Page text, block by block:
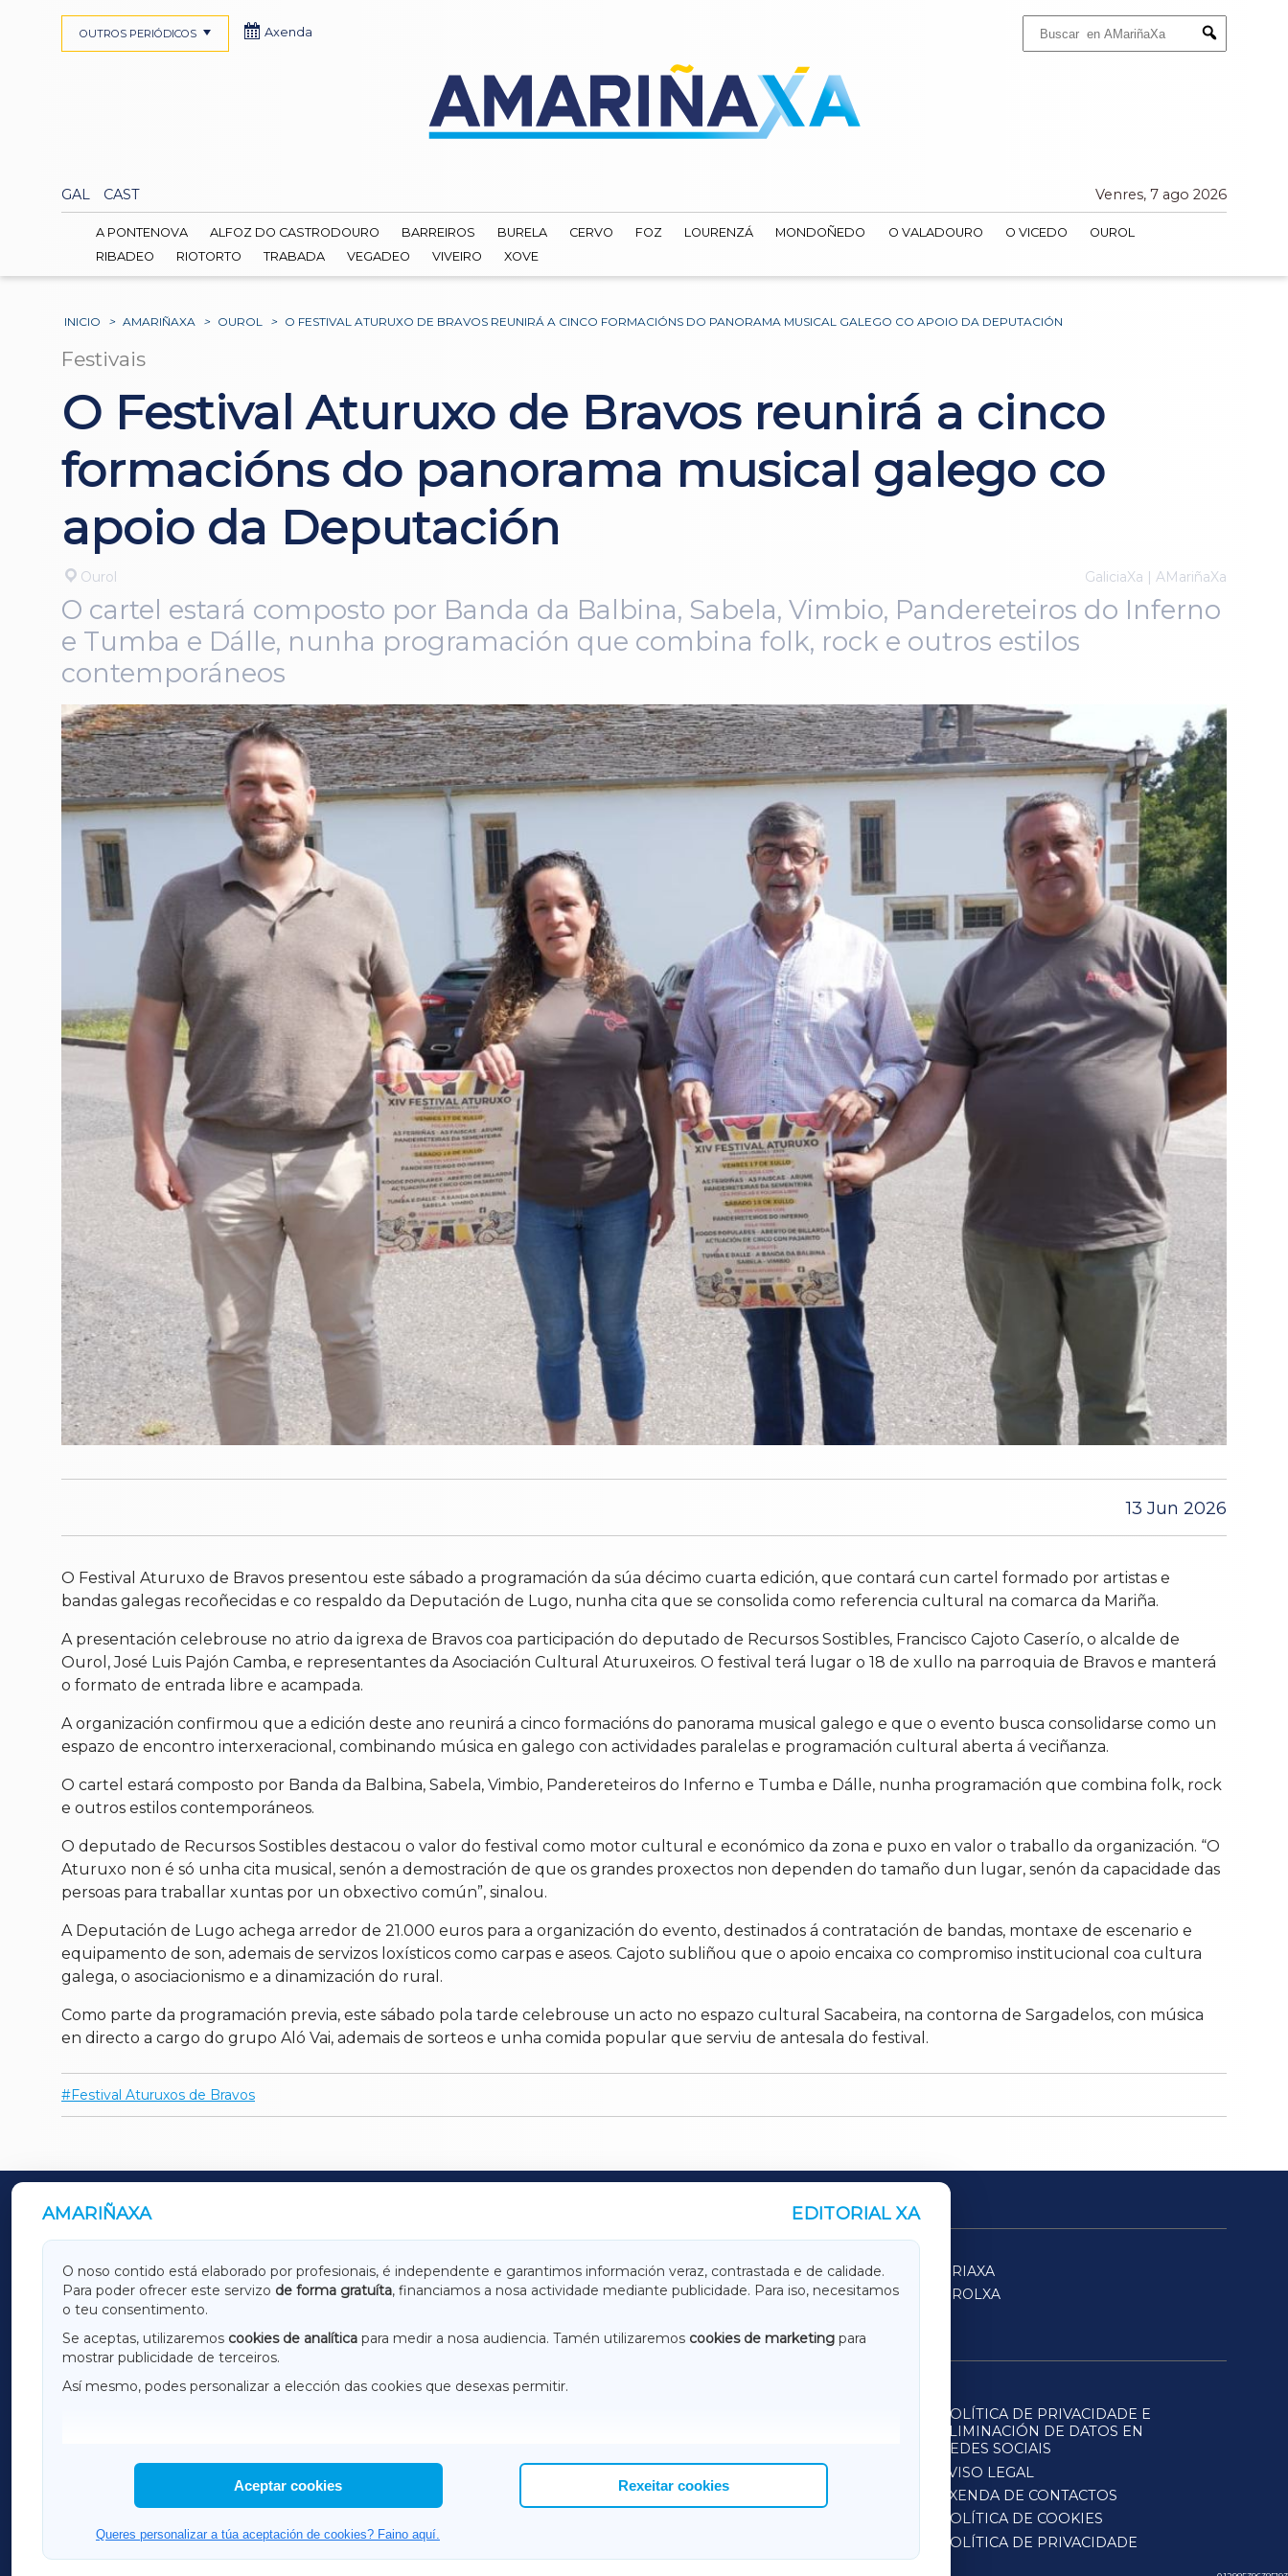
Submit
GAL CAST Venres, 7 ago 2026
OUTROS PERIÓDICOS Axenda
A PONTENOVA ALFOZ DO CASTRODOURO BARREIROS BURELA CERVO FOZ LOURENZÁ MONDOÑEDO O VALADOURO O VICEDO
OUROL
RIBADEO
RIOTORTO TRABADA VEGADEO VIVEIRO XOVE
INICIO > AMARIÑAXA > OUROL > O FESTIVAL ATURUXO DE BRAVOS REUNIRÁ A CINCO FORMACIÓNS DO PANORAMA MUSICAL GALEGO CO APOIO DA DEPUTACIÓN
Festivais
O Festival Aturuxo de Bravos reunirá a cinco
formacións do panorama musical galego co
apoio da Deputación
Ourol GaliciaXa | AMariñaXa
O cartel estará composto por Banda da Balbina, Sabela, Vimbio, Pandereteiros do Inferno
e Tumba e Dálle, nunha programación que combina folk, rock e outros estilos
contemporáneos
13 Jun 2026
O Festival Aturuxo de Bravos presentou este sábado a programación da súa décimo cuarta edición, que contará cun cartel formado por artistas e
bandas galegas recoñecidas e co respaldo da Deputación de Lugo, nunha cita que se consolida como referencia cultural na comarca da Mariña.
A presentación celebrouse no atrio da igrexa de Bravos coa participación do deputado de Recursos Sostibles, Francisco Cajoto Caserío, o alcalde de
Ourol, José Luis Pajón Camba, e representantes da Asociación Cultural Aturuxeiros. O festival terá lugar o 18 de xullo na parroquia de Bravos e manterá
o formato de entrada libre e acampada.
A organización confirmou que a edición deste ano reunirá a cinco formacións do panorama musical galego e que o evento busca consolidarse como un
espazo de encontro interxeracional, combinando música en galego con actividades paralelas e programación cultural aberta á veciñanza.
O cartel estará composto por Banda da Balbina, Sabela, Vimbio, Pandereteiros do Inferno e Tumba e Dálle, nunha programación que combina folk, rock
e outros estilos contemporáneos.
O deputado de Recursos Sostibles destacou o valor do festival como motor cultural e económico da zona e puxo en valor o traballo da organización. “O
Aturuxo non é só unha cita musical, senón a demostración de que os grandes proxectos non dependen do tamaño dun lugar, senón da capacidade das
persoas para traballar xuntas por un obxectivo común”, sinalou.
A Deputación de Lugo achega arredor de 21.000 euros para a organización do evento, destinados á contratación de bandas, montaxe de escenario e
equipamento de son, ademais de servizos loxísticos como carpas e aseos. Cajoto subliñou que o apoio encaixa co compromiso institucional coa cultura
galega, o asociacionismo e a dinamización do rural.
Como parte da programación previa, este sábado pola tarde celebrouse un acto no espazo cultural Sacabeira, na contorna de Sargadelos, con música
en directo a cargo do grupo Aló Vai, ademais de sorteos e unha comida popular que serviu de antesala do festival.
Festival Aturuxos de Bravos
AMARIÑAXA EDITORIAL XA
O noso contido está elaborado por profesionais, é independente e garantimos información veraz, contrastada e de calidade.
Para poder ofrecer este servizo de forma gratuíta, financiamos a nosa actividade mediante publicidade. Para iso, necesitamos
o teu consentimento.
Se aceptas, utilizaremos cookies de analítica para medir a nosa audiencia. Tamén utilizaremos cookies de marketing para
mostrar publicidade de terceiros.
Así mesmo, podes personalizar a elección das cookies que desexas permitir.
Aceptar cookies Rexeitar cookies
Queres personalizar a túa aceptación de cookies? Faino aquí.
OUTROS PERIÓDICOS
GALICIAXA LUGOXA TERRACHAXA
SARRIAXA
AMARIÑAXA
RIBEIRASACRAXA ACORUÑAXA
FERROLXA
OURENSEXA
HEMEROTECA
POLÍTICA DE PRIVACIDADE E
ELIMINACIÓN DE DATOS EN
REDES SOCIAIS
AVISO LEGAL
AXENDA DE CONTACTOS
POLÍTICA DE COOKIES
POLÍTICA DE PRIVACIDADE